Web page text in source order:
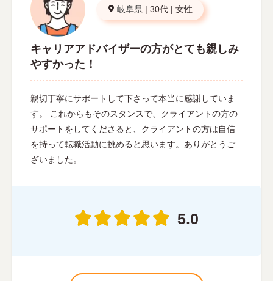
岐阜県 | 30代 | 女性
キャリアアドバイザーの方がとても親しみ
やすかった！
親切丁寧にサポートして下さって本当に感謝していま
す。 これからもそのスタンスで、クライアントの方の
サポートをしてくださると、クライアントの方は自信
を持って転職活動に挑めると思います。ありがとうご
ざいました。
5.0